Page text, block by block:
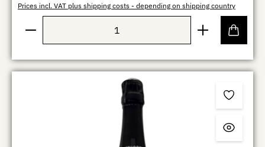
Prices incl. VAT plus shipping costs - depending on shipping country
Product Quantity: Enter the desired amount or use